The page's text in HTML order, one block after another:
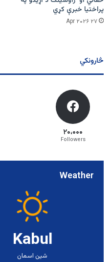
پراختیا خبرې کړي
۲۷ Apr ۲۰۲۶
څارونکي
۲۰،۰۰۰
Followers
Weather
Kabul
شین اسمان